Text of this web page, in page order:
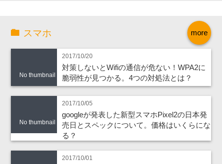
more
スマホ
No thumbnail
2017/10/20
対策しないとWifiの通信が危ない！WPA2に
脆弱性が見つかる。4つの対処法とは？
No thumbnail
2017/10/05
googleが発表した新型スマホPixel2の日本発
売日とスペックについて。価格はいくらにな
る？
2017/10/01